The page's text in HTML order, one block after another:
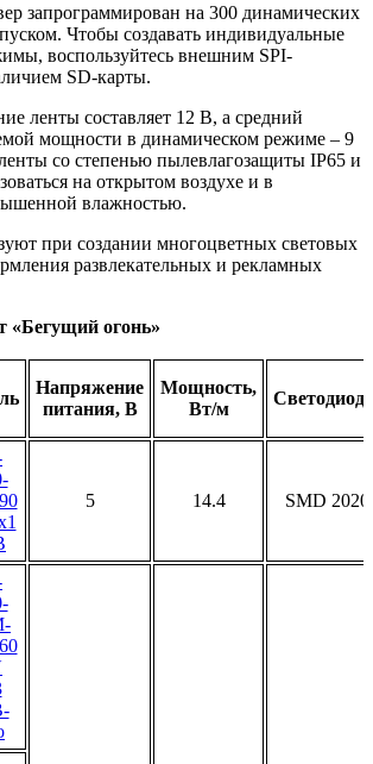
запрограммирован на 300 динамических
Чтобы создавать индивидуальные
воспользуйтесь внешним SPI-
SD-карты.
ленты составляет 12 В, а средний
мощности в динамическом режиме – 9
со степенью пылевлагозащиты IP65 и
на открытом воздухе и в
влажностью.
при создании многоцветных световых
развлекательных и рекламных
«Бегущий огонь»
Напряжение
питания, В
Мощность,
Вт/м
5 14.4 SMD 2020